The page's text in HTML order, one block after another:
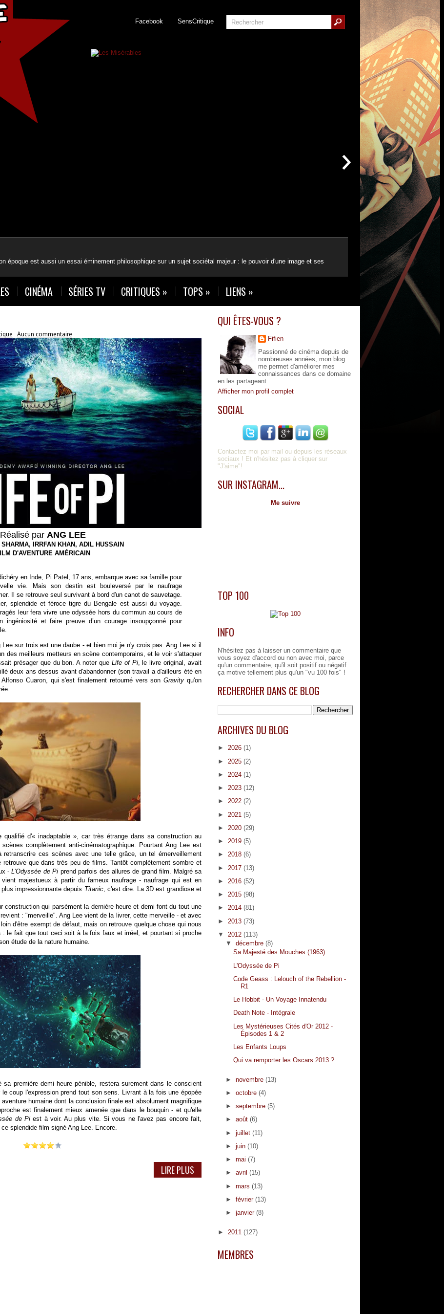
Facebook SensCritique
époque est aussi un essai éminement philosophique sur un sujet sociétal majeur : le pouvoir d'une image et ses
CINÉMA SÉRIES TV CRITIQUES » TOPS » LIENS »
Aucun commentaire
Réalisé par ANG LEE
IRRFAN KHAN, ADIL HUSSAIN
D'AVENTURE AMÉRICAIN
en Inde, Pi Patel, 17 ans, embarque avec sa famille pour
vie. Mais son destin est bouleversé par le naufrage
Il se retrouve seul survivant à bord d'un canot de sauvetage.
splendide et féroce tigre du Bengale est aussi du voyage.
leur fera vivre une odyssée hors du commun au cours de
ingéniosité et faire preuve d’un courage insoupçonné pour
sur trois est une daube - et bien moi je n'y crois pas. Ang Lee si il
des meilleurs metteurs en scène contemporains, et le voir s'attaquer
présager que du bon. A noter que Life of Pi, le livre original, avait
deux ans dessus avant d'abandonner (son travail a d'ailleurs été en
Cuaron, qui s'est finalement retourné vers sonGravity qu'on
d'« inadaptable », car très étrange dans sa construction au
complètement anti-cinématographique. Pourtant Ang Lee est
retranscrire ces scènes avec une telle grâce, un tel émerveillement
que dans très peu de films. Tantôt complètement sombre et
-L'Odyssée de Pi prend parfois des allures de grand film. Malgré sa
majestueux à partir du fameux naufrage - naufrage qui est en
impressionnante depuis Titanic, c'est dire. La 3D est grandiose et
construction qui parsèment la dernière heure et demi font du tout une
: "merveille". Ang Lee vient de la livrer, cette merveille - et avec
d'être exempt de défaut, mais on retrouve quelque chose qui nous
: le fait que tout ceci soit à la fois faux et irréel, et pourtant si proche
étude de la nature humaine.
première demi heure pénible, restera surement dans le conscient
coup l'expression prend tout son sens. Livrant à la fois une épopée
humaine dont la conclusion finale est absolument magnifique
est finalement mieux amenée que dans le bouquin - et qu'elle
de Piest à voir. Au plus vite. Si vous ne l'avez pas encore fait,
splendide film signé Ang Lee. Encore.
LIRE PLUS
QUI ÊTES-VOUS ?
Fifien
Passionné de cinéma depuis de
nombreuses années, mon blog
me permet d'améliorer mes
connaissances dans ce domaine
en les partageant.
Afficher mon profil complet
SOCIAL
Contactez moi par mail ou depuis les réseaux
sociaux ! Et n'hésitez pas à cliquer sur
"J'aime"!
SUR INSTAGRAM...
Me suivre
TOP 100
INFO
N'hésitez pas à laisser un commentaire que
vous soyez d'accord ou non avec moi, parce
qu'un commentaire, qu'il soit positif ou négatif
ça motive tellement plus qu'un "vu 100 fois" !
RECHERCHER DANS CE BLOG
ARCHIVES DU BLOG
► 2026 (1)
► 2025 (2)
► 2024 (1)
► 2023 (12)
► 2022 (2)
► 2021 (5)
► 2020 (29)
► 2019 (5)
► 2018 (6)
► 2017 (13)
► 2016 (52)
► 2015 (98)
► 2014 (81)
► 2013 (73)
▼ 2012 (113)
▼ décembre (8)
Sa Majesté des Mouches (1963)
L'Odyssée de Pi
Code Geass : Lelouch of the Rebellion -
R1
Le Hobbit - Un Voyage Innatendu
Death Note - Intégrale
Les Mystérieuses Cités d'Or 2012 -
Épisodes 1 & 2
Les Enfants Loups
Qui va remporter les Oscars 2013 ?
► novembre (13)
► octobre (4)
► septembre (5)
► août (6)
► juillet (11)
► juin (10)
► mai (7)
► avril (15)
► mars (13)
► février (13)
► janvier (8)
► 2011 (127)
MEMBRES